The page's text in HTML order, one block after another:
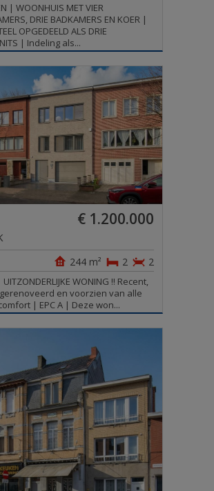
| WOONHUIS MET VIER
DRIE BADKAMERS EN KOER |
OPGEDEELD ALS DRIE
| Indeling als...
€ 1.200.000
2
2
244 m²
UITZONDERLIJKE WONING !! Recent,
en voorzien van alle
| EPC A | Deze won...